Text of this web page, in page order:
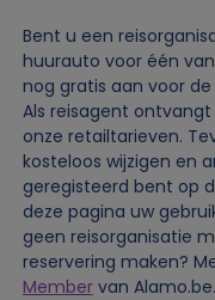
Bent u een
huurauto voor één
nog gratis aan voor
Als reisagent ontvangt
onze retailtarieven.
kosteloos wijzigen en
geregisteerd bent op
deze pagina uw
geen reisorganisatie
reservering maken?
Membervan Alamo.be.